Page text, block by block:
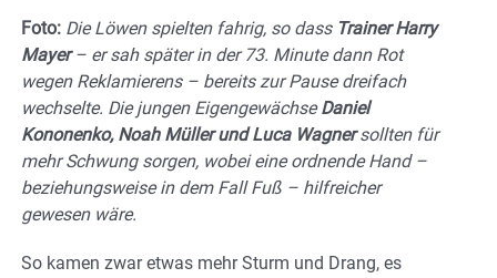
Foto: Die Löwen spielten fahrig, so dass Trainer Harry
Mayer– er sah später in der 73. Minute dann Rot
wegen Reklamierens – bereits zur Pause dreifach
wechselte. Die jungen EigengewächseDaniel
Kononenko, Noah Müller und Luca Wagnersollten für
mehr Schwung sorgen, wobei eine ordnende Hand –
beziehungsweise in dem Fall Fuß – hilfreicher
gewesen wäre.
So kamen zwar etwas mehr Sturm und Drang, es